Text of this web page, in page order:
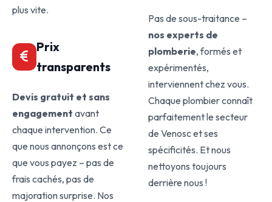
plus vite.
Prix
transparents
Devis gratuit et sans
engagement avant
chaque intervention. Ce
que nous annonçons est ce
que vous payez – pas de
frais cachés, pas de
majoration surprise. Nos
Pas de sous-traitance –
nos experts de
plomberie, formés et
expérimentés,
interviennent chez vous.
Chaque plombier connaît
parfaitement le secteur
de Venosc et ses
spécificités. Et nous
nettoyons toujours
derrière nous !